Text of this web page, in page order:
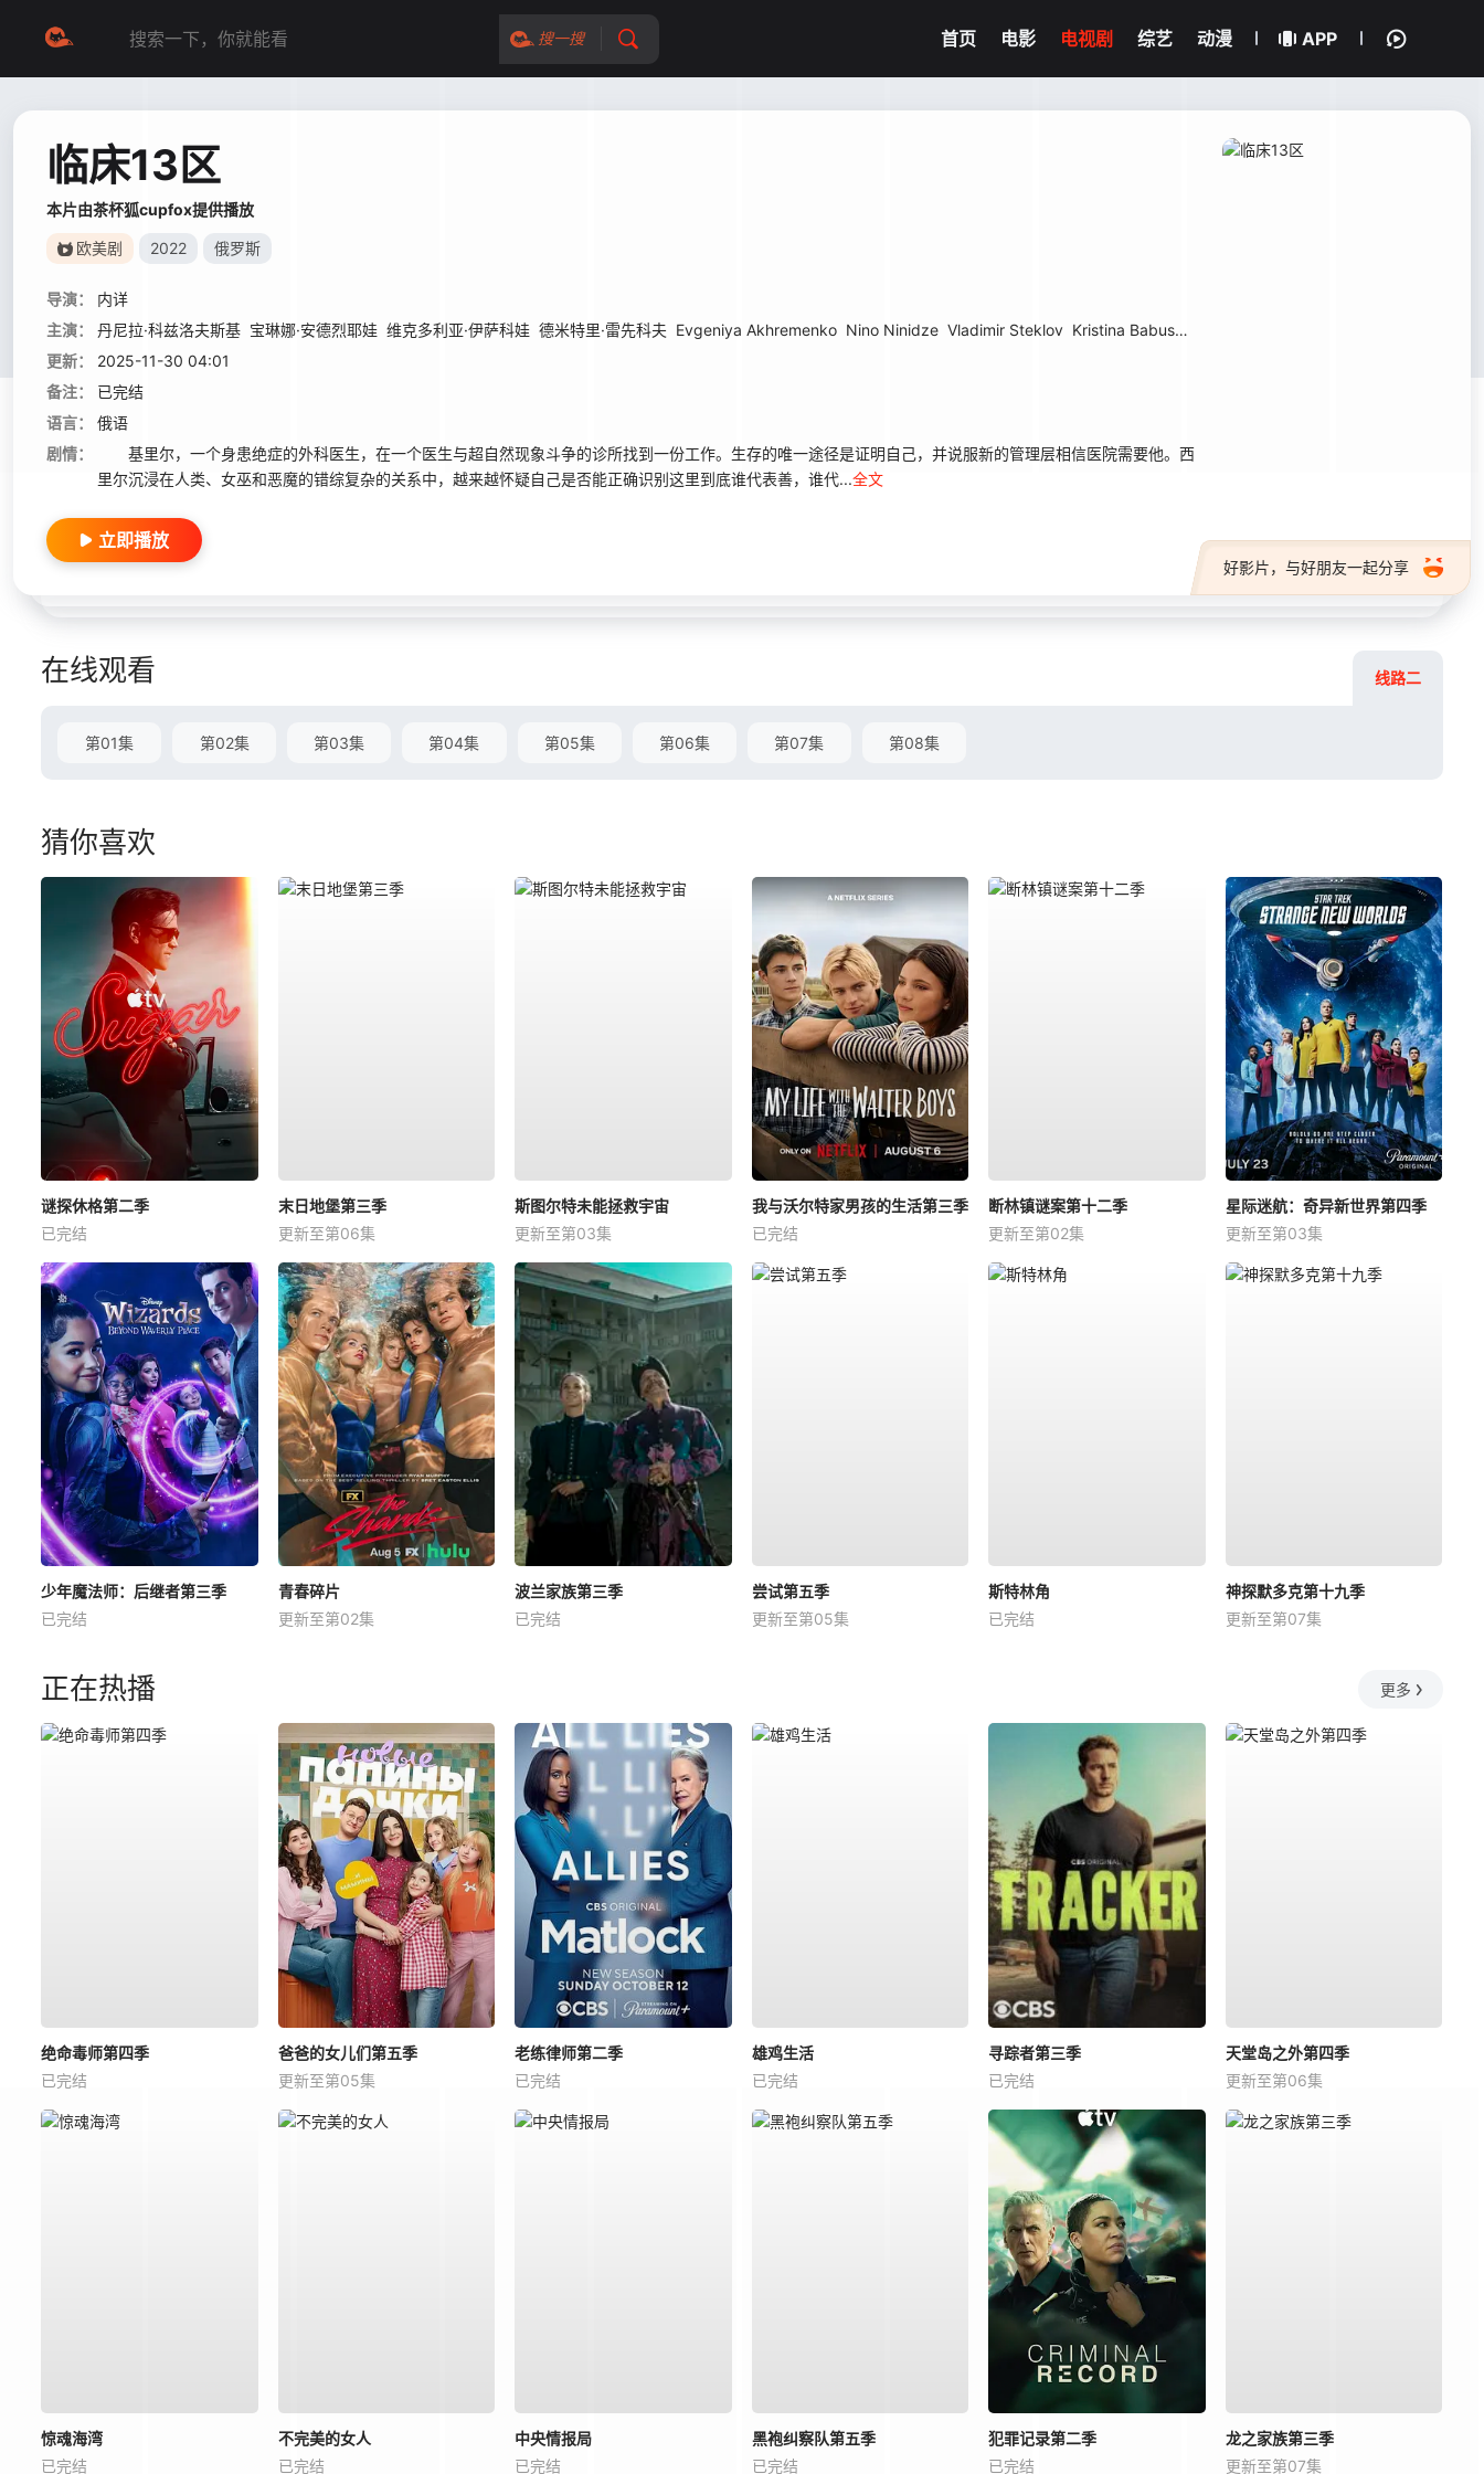
搜一搜 首页 电影 电视剧 综艺 动漫 APP
临床13区
本片由茶杯狐cupfox提供播放
欧美剧 2022 俄罗斯
导演：
内详
主演：
丹尼拉·科兹洛夫斯基 宝琳娜·安德烈耶娃 维克多利亚·伊萨科娃 德米特里·雷先科夫 Evgeniya Akhremenko Nino Ninidze Vladimir Steklov Kristina Babushkina
更新：
2025-11-30 04:01
备注：
已完结
语言：
俄语
剧情：
基里尔，一个身患绝症的外科医生，在一个医生与超自然现象斗争的诊所找到一份工作。生存的唯一途径是证明自己，并说服新的管理层相信医院需要他。西
里尔沉浸在人类、女巫和恶魔的错综复杂的关系中，越来越怀疑自己是否能正确识别这里到底谁代表善，谁代...全文
好影片，与好朋友一起分享
立即播放
在线观看 线路二
第01集 第02集 第03集 第04集 第05集 第06集 第07集 第08集
猜你喜欢
谜探休格第二季
已完结
末日地堡第三季
更新至第06集
斯图尔特未能拯救宇宙
更新至第03集
我与沃尔特家男孩的生活第三季
已完结
断林镇谜案第十二季
更新至第02集
星际迷航：奇异新世界第四季
更新至第03集
少年魔法师：后继者第三季
已完结
青春碎片
更新至第02集
波兰家族第三季
已完结
尝试第五季
更新至第05集
斯特林角
已完结
神探默多克第十九季
更新至第07集
正在热播 更多
绝命毒师第四季
已完结
爸爸的女儿们第五季
更新至第05集
老练律师第二季
已完结
雄鸡生活
已完结
寻踪者第三季
已完结
天堂岛之外第四季
更新至第06集
惊魂海湾
已完结
不完美的女人
已完结
中央情报局
已完结
黑袍纠察队第五季
已完结
犯罪记录第二季
已完结
龙之家族第三季
更新至第07集